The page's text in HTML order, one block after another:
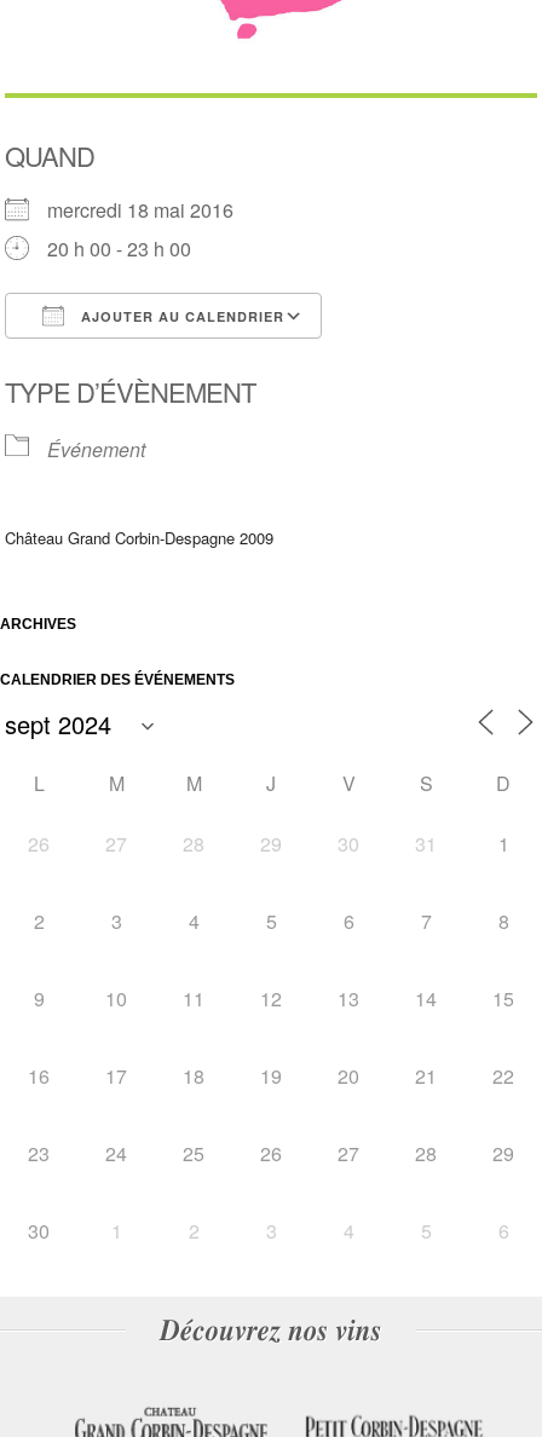
QUAND
mercredi 18 mai 2016
20 h 00 - 23 h 00
AJOUTER AU CALENDRIER
TYPE D’ÉVÈNEMENT
Événement
Château Grand Corbin-Despagne 2009
ARCHIVES
CALENDRIER DES ÉVÉNEMENTS
L M M J V S D
26 27 28 29 30 31 1
2 3 4 5 6 7 8
9 10 11 12 13 14 15
16 17 18 19 20 21 22
23 24 25 26 27 28 29
30 1 2 3 4 5 6